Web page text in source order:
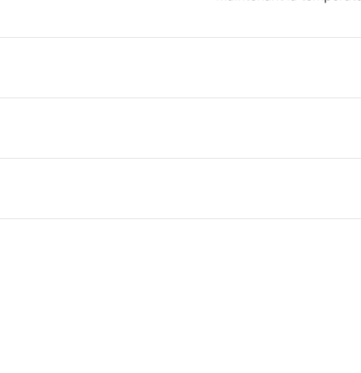
Emballage
Poids de la boîte extérieure